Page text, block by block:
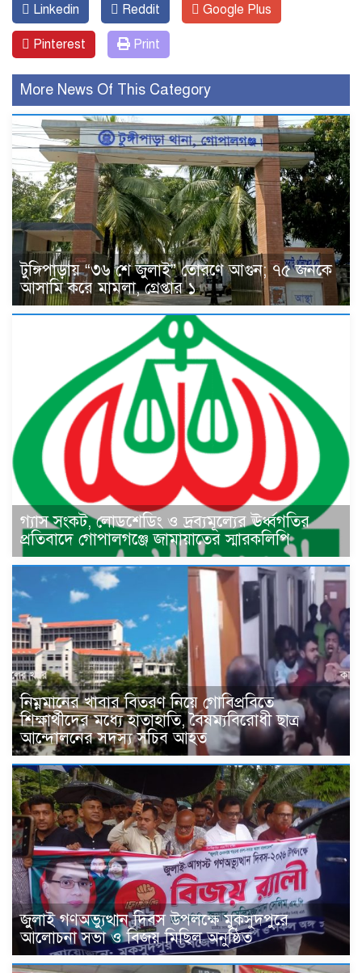
Linkedin Reddit Google Plus
Pinterest Print
More News Of This Category
টুঙ্গিপাড়ায় “৩৬ শে জুলাই” তোরণে আগুন; ৭৫ জনকে
আসামি করে মামলা, গ্রেপ্তার ১
গ্যাস সংকট, লোডশেডিং ও দ্রব্যমূল্যের ঊর্ধ্বগতির
প্রতিবাদে গোপালগঞ্জে জামায়াতের স্মারকলিপি
নিম্নমানের খাবার বিতরণ নিয়ে গোবিপ্রবিতে
শিক্ষার্থীদের মধ্যে হাতাহাতি, বৈষম্যবিরোধী ছাত্র
আন্দোলনের সদস্য সচিব আহত
জুলাই গণঅভ্যুত্থান দিবস উপলক্ষে মুকসুদপুরে
আলোচনা সভা ও বিজয় মিছিল অনুষ্ঠিত